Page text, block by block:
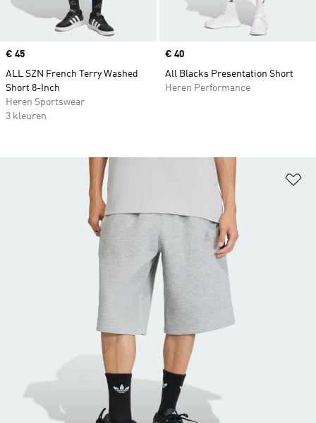
Price
€ 45
ALL SZN French Terry Washed
Short 8-Inch
Heren Sportswear
3 kleuren
Price
€ 40
All Blacks Presentation Short
Heren Performance